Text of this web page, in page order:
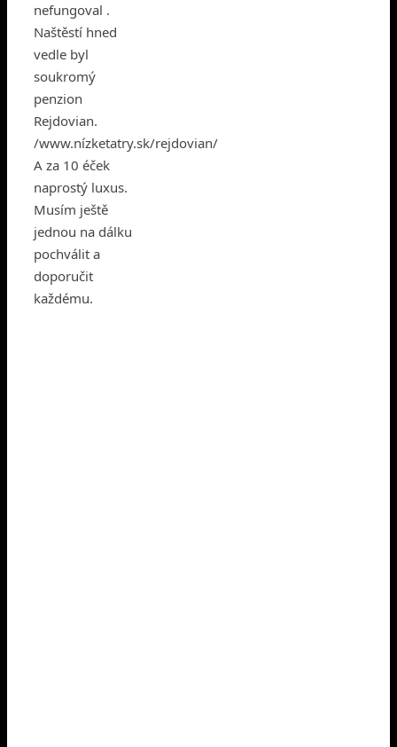
nefungoval .
Naštěstí hned
vedle byl
soukromý
penzion
Rejdovian.
/www.nízketatry.sk/rejdovian/
A za 10 éček
naprostý luxus.
Musím ještě
jednou na dálku
pochválit a
doporučit
každému.